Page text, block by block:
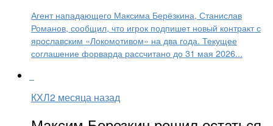
Агент нападающего Максима Берёзкина, Станислав
Романов, сообщил, что игрок подпишет новый контракт с
ярославским «Локомотивом» на два года. Текущее
соглашение форварда рассчитано до 31 мая 2026...
КХЛ2 месяца назад